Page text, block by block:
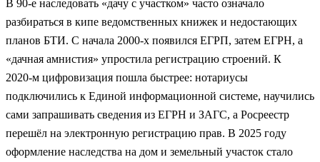
В 90‑е наследовать «дачу с участком» часто означало
разбираться в кипе ведомственных книжек и недостающих
планов БТИ. С начала 2000‑х появился ЕГРП, затем ЕГРН, а
«дачная амнистия» упростила регистрацию строений. К
2020‑м цифровизация пошла быстрее: нотариусы
подключились к Единой информационной системе, научились
сами запрашивать сведения из ЕГРН и ЗАГС, а Росреестр
перешёл на электронную регистрацию прав. В 2025 году
оформление наследства на дом и земельный участок стало